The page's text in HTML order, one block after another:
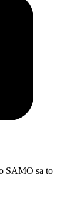
SAMO sa to